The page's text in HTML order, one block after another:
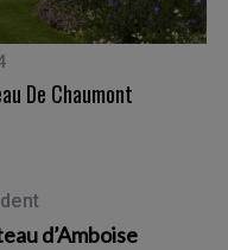
De Chaumont
d’Amboise